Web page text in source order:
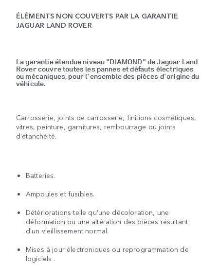
ÉLÉMENTS NON COUVERTS PAR LA GARANTIE
JAGUAR LAND ROVER
La garantie étendue niveau "DIAMOND" de Jaguar Land
Rover couvre toutes les pannes et défauts électriques
ou mécaniques, pour l'ensemble des pièces d'origine du
véhicule.
Carrosserie, joints de carrosserie, finitions cosmétiques,
vitres, peinture, garnitures, rembourrage ou joints
d'étanchéité.
Batteries.
Ampoules et fusibles.
Détériorations telle qu'une décoloration, une
déformation ou une altération des pièces résultant
d'un vieillissement normal.
Mises à jour électroniques ou reprogrammation de
logiciels .